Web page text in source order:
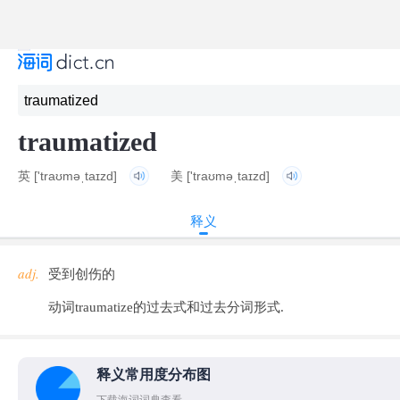
traumatized
英 ['traʊməˌtaɪzd] 美 ['traʊməˌtaɪzd]
释义
adj. 受到创伤的
动词traumatize的过去式和过去分词形式.
释义常用度分布图